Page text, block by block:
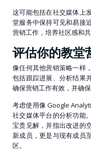
这可能包括在社交媒体上
堂服务中保持可见和易接
营销工作，培养社区感和共
评估你的教堂
像任何其他营销策略一样
包括跟踪进展、分析结果
确保营销工作有效，并确
考虑使用像 Google
社交媒体平台的分析功能
宝贵见解，并指出改进的
新成员，更是与现有成员
区。